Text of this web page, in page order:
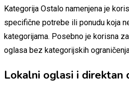
Kategorija Ostalo namenjena je
specifične potrebe ili ponudu koja
kategorijama. Posebno je korisna
oglasa bez kategorijskih
Lokalni oglasi i direktan